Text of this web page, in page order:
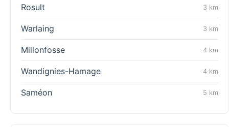
Rosult 3 km
Warlaing 3 km
Millonfosse 4 km
Wandignies-Hamage 4 km
Saméon 5 km